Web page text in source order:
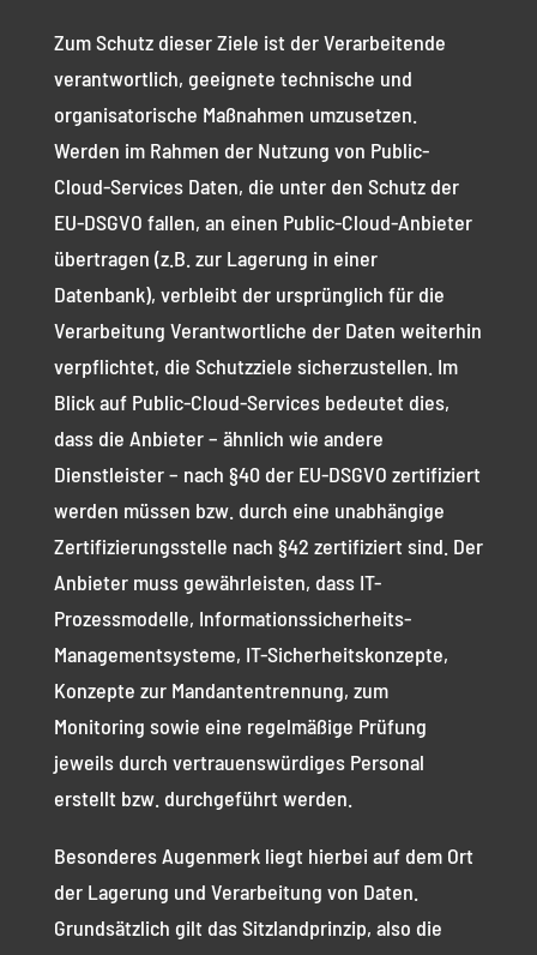
Zum Schutz dieser Ziele ist der Verarbeitende
verantwortlich, geeignete technische und
organisatorische Maßnahmen umzusetzen.
Werden im Rahmen der Nutzung von Public-
Cloud-Services Daten, die unter den Schutz der
EU-DSGVO fallen, an einen Public-Cloud-Anbieter
übertragen (z.B. zur Lagerung in einer
Datenbank), verbleibt der ursprünglich für die
Verarbeitung Verantwortliche der Daten weiterhin
verpflichtet, die Schutzziele sicherzustellen. Im
Blick auf Public-Cloud-Services bedeutet dies,
dass die Anbieter – ähnlich wie andere
Dienstleister – nach §40 der EU-DSGVO zertifiziert
werden müssen bzw. durch eine unabhängige
Zertifizierungsstelle nach §42 zertifiziert sind. Der
Anbieter muss gewährleisten, dass IT-
Prozessmodelle, Informationssicherheits-
Managementsysteme, IT-Sicherheitskonzepte,
Konzepte zur Mandantentrennung, zum
Monitoring sowie eine regelmäßige Prüfung
jeweils durch vertrauenswürdiges Personal
erstellt bzw. durchgeführt werden.
Besonderes Augenmerk liegt hierbei auf dem Ort
der Lagerung und Verarbeitung von Daten.
Grundsätzlich gilt das Sitzlandprinzip, also die